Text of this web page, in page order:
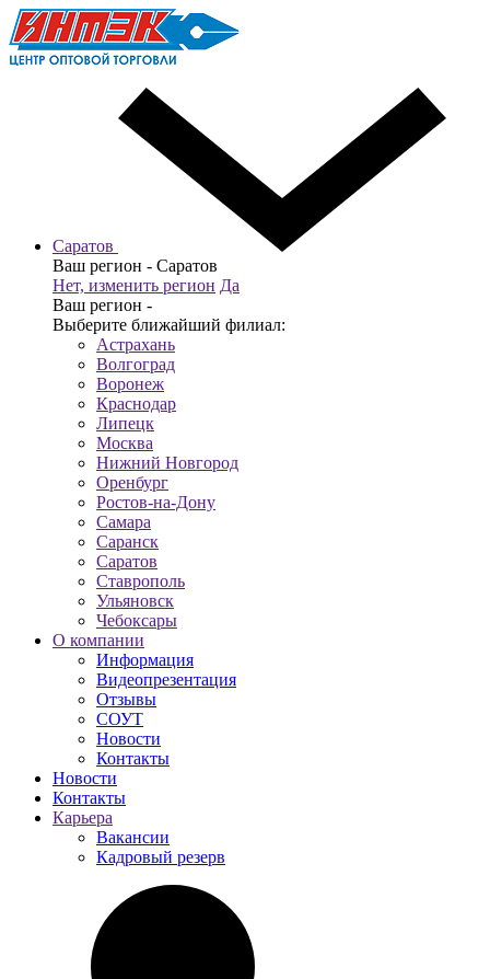
Саратов
Ваш регион - Саратов
Нет, изменить регион Да
Ваш регион -
Выберите ближайший филиал:
Астрахань
Волгоград
Воронеж
Краснодар
Липецк
Москва
Нижний Новгород
Оренбург
Ростов-на-Дону
Самара
Саранск
Саратов
Ставрополь
Ульяновск
Чебоксары
О компании
Информация
Видеопрезентация
Отзывы
СОУТ
Новости
Контакты
Новости
Контакты
Карьера
Вакансии
Кадровый резерв